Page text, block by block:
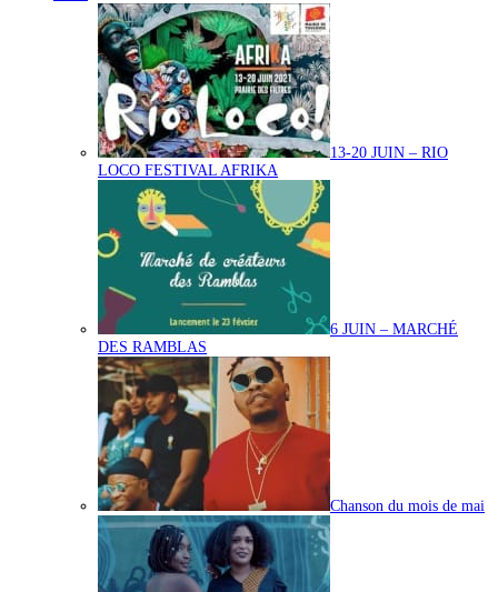
13-20 JUIN – RIO
LOCO FESTIVAL AFRIKA
6 JUIN – MARCHÉ
DES RAMBLAS
Chanson du mois de mai